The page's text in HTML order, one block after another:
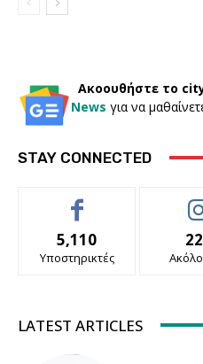
Ακοουθήστε το
News για να
STAY CONNECTED
5,110
Υποστηρικτές
LATEST ARTICLES